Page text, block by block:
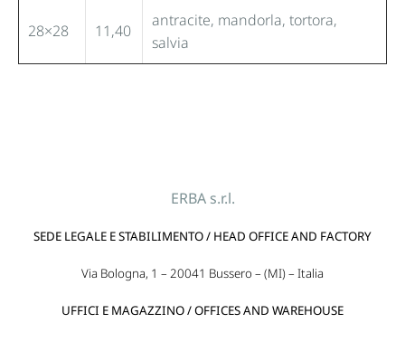
28×28 11,40
antracite, mandorla, tortora,
salvia
ERBA s.r.l.
SEDE LEGALE E STABILIMENTO / HEAD OFFICE AND FACTORY
Via Bologna, 1 – 20041 Bussero – (MI) – Italia
UFFICI E MAGAZZINO / OFFICES AND WAREHOUSE